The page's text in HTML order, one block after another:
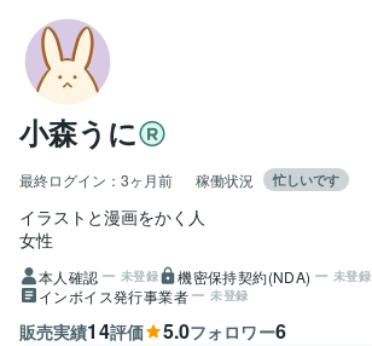
小森うに
最終ログイン： 3ヶ月前 稼働状況 忙しいです
イラストと漫画をかく人
女性
本人確認 未登録 機密保持契約(NDA) 未登録
インボイス発行事業者 未登録
販売実績14評価 5.0フォロワー6